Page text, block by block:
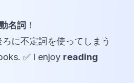
名詞 ！
に不定詞を使ってしまう
✅ I enjoy reading